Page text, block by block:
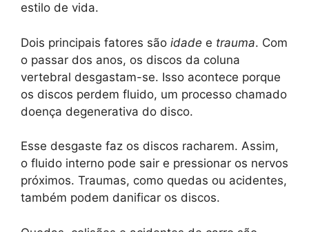
estilo de vida.
Dois principais fatores são idade e trauma. Com
o passar dos anos, os discos da coluna
vertebral desgastam-se. Isso acontece porque
os discos perdem fluido, um processo chamado
doença degenerativa do disco.
Esse desgaste faz os discos racharem. Assim,
o fluido interno pode sair e pressionar os nervos
próximos. Traumas, como quedas ou acidentes,
também podem danificar os discos.